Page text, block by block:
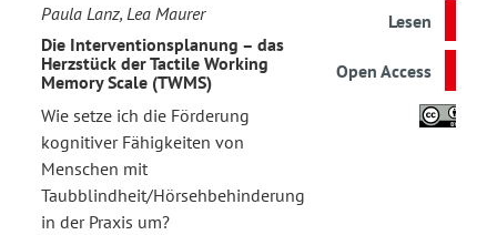
Paula Lanz, Lea Maurer
Die Interventionsplanung – das
Herzstück der Tactile Working
Memory Scale (TWMS)
Wie setze ich die Förderung
kognitiver Fähigkeiten von
Menschen mit
Taubblindheit/Hörsehbehinderung
in der Praxis um?
Lesen
Open Access